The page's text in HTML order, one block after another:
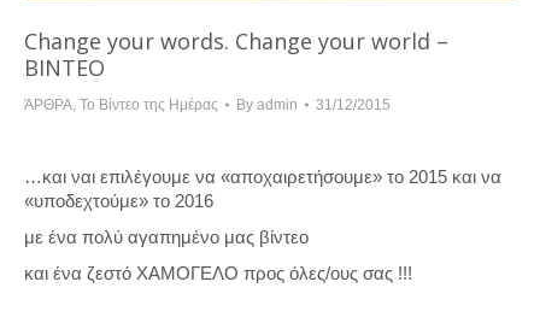
Change your words. Change your world –
BINTEO
ΆΡΘΡΑ Το Βίντεο της Ημέρας By admin 31/12/2015
…και ναι επιλέγουμε να «αποχαιρετήσουμε» το 2015 και να
«υποδεχτούμε» το 2016
με ένα πολύ αγαπημένο μας βίντεο
και ένα ζεστό ΧΑΜΟΓΕΛΟ προς όλες/ους σας !!!